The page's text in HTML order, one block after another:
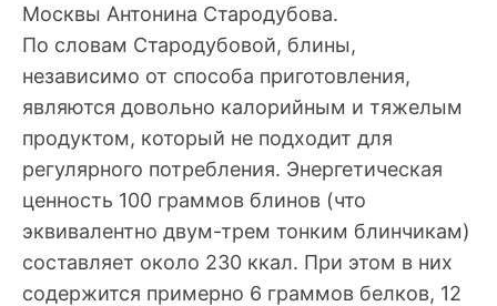
Москвы Антонина Стародубова.
По словам Стародубовой, блины,
независимо от способа приготовления,
являются довольно калорийным и тяжелым
продуктом, который не подходит для
регулярного потребления. Энергетическая
ценность 100 граммов блинов (что
эквивалентно двум-трем тонким блинчикам)
составляет около 230 ккал. При этом в них
содержится примерно 6 граммов белков, 12